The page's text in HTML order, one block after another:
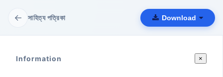
← সাহিত্য পত্রিকা Download
Information ×